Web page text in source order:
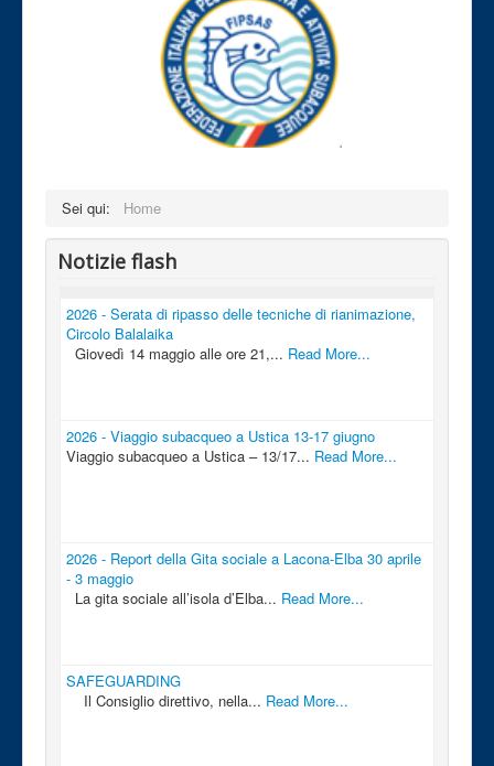
Sei qui: Home
Notizie flash
2026 - Serata di ripasso delle tecniche di rianimazione,
Circolo Balalaika
Giovedì 14 maggio alle ore 21,... Read More...
2026 - Viaggio subacqueo a Ustica 13-17 giugno
Viaggio subacqueo a Ustica – 13/17... Read More...
2026 - Report della Gita sociale a Lacona-Elba 30 aprile
- 3 maggio
La gita sociale all’isola d’Elba... Read More...
SAFEGUARDING
Il Consiglio direttivo, nella... Read More...